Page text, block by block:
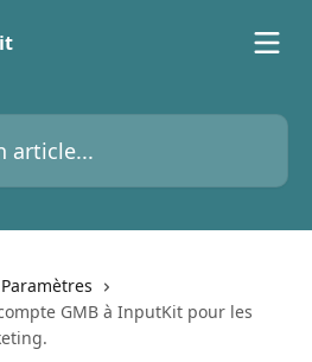
Paramètres
GMB à InputKit pour les